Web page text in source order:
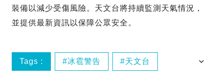
裝備以減少受傷風險。天文台將持續監測天氣情況，
並提供最新資訊以保障公眾安全。
Tags : 冰雹警告 天文台